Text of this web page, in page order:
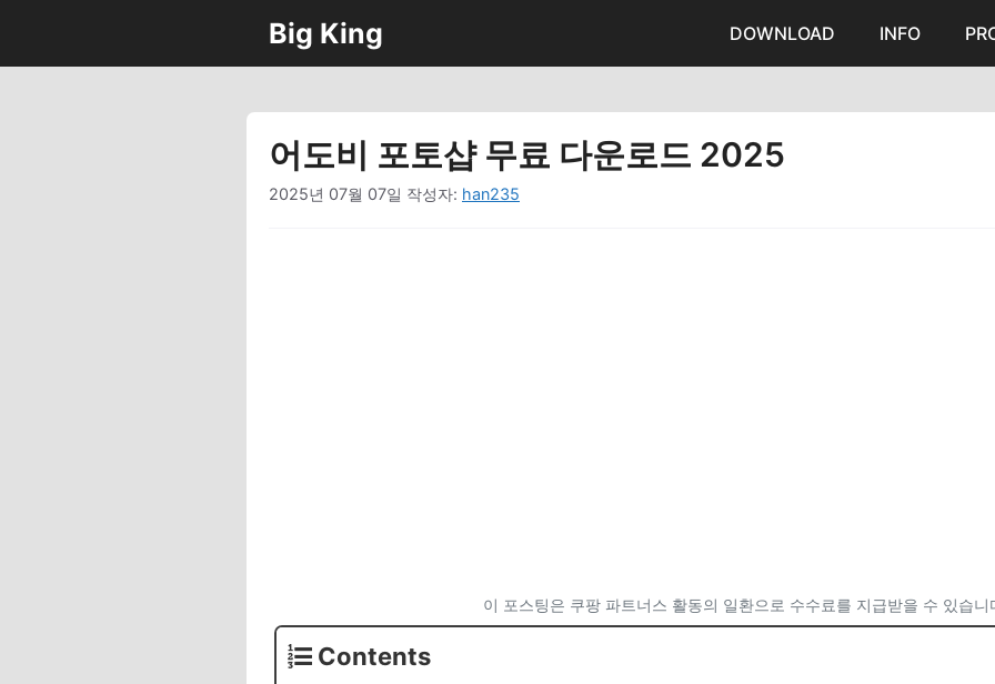
츠
Big King DOWNLOAD INFO
어도비 포토샵 무료 다운로드 2025
2025년 07월 07일 작성자: han235
이 포스팅은 쿠팡 파트너스 활동의 일환으로 수수료를 지급받을 수 있습니
Contents